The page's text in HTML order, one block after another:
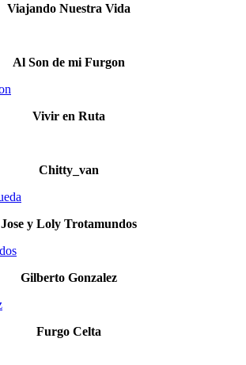
Viajando Nuestra Vida
Al Son de mi Furgon
Vivir en Ruta
Chitty_van
Jose y Loly Trotamundos
Gilberto Gonzalez
Furgo Celta